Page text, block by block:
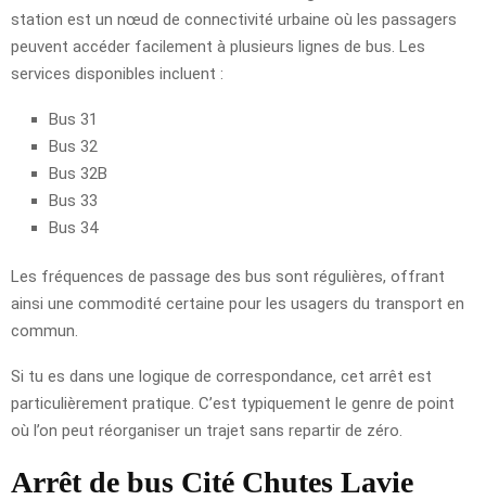
station est un nœud de connectivité urbaine où les passagers
peuvent accéder facilement à plusieurs lignes de bus. Les
services disponibles incluent :
Bus 31
Bus 32
Bus 32B
Bus 33
Bus 34
Les fréquences de passage des bus sont régulières, offrant
ainsi une commodité certaine pour les usagers du transport en
commun.
Si tu es dans une logique de correspondance, cet arrêt est
particulièrement pratique. C’est typiquement le genre de point
où l’on peut réorganiser un trajet sans repartir de zéro.
Arrêt de bus Cité Chutes Lavie